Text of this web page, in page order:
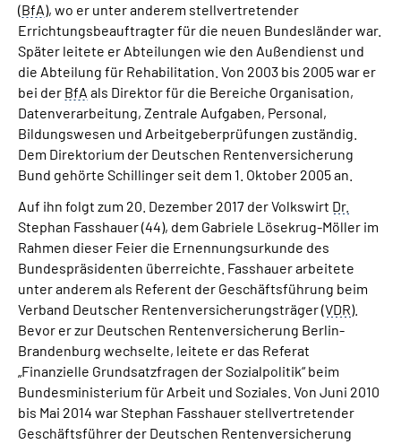
(BfA), wo er unter anderem stellvertretender
Errichtungsbeauftragter für die neuen Bundesländer war.
Später leitete er Abteilungen wie den Außendienst und
die Abteilung für Rehabilitation. Von 2003 bis 2005 war er
bei der BfA als Direktor für die Bereiche Organisation,
Datenverarbeitung, Zentrale Aufgaben, Personal,
Bildungswesen und Arbeitgeberprüfungen zuständig.
Dem Direktorium der Deutschen Rentenversicherung
Bund gehörte Schillinger seit dem 1. Oktober 2005 an.
Auf ihn folgt zum 20. Dezember 2017 der Volkswirt Dr.
Stephan Fasshauer (44), dem Gabriele Lösekrug-Möller im
Rahmen dieser Feier die Ernennungsurkunde des
Bundespräsidenten überreichte. Fasshauer arbeitete
unter anderem als Referent der Geschäftsführung beim
Verband Deutscher Rentenversicherungsträger (VDR).
Bevor er zur Deutschen Rentenversicherung Berlin-
Brandenburg wechselte, leitete er das Referat
„Finanzielle Grundsatzfragen der Sozialpolitik“ beim
Bundesministerium für Arbeit und Soziales. Von Juni 2010
bis Mai 2014 war Stephan Fasshauer stellvertretender
Geschäftsführer der Deutschen Rentenversicherung